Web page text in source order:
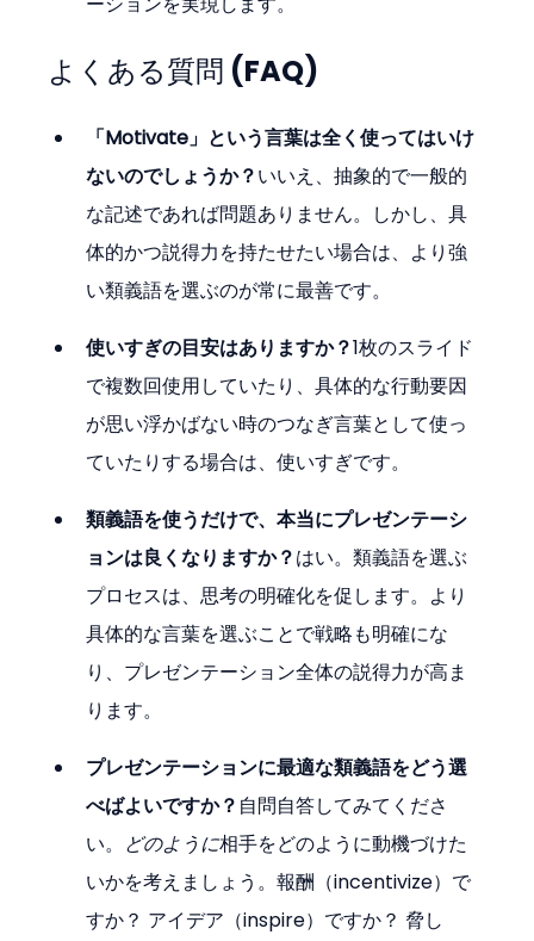
よくある質問 (FAQ)
「Motivate」という言葉は全く使ってはいけ
ないのでしょうか？いいえ、抽象的で一般的
な記述であれば問題ありません。しかし、具
体的かつ説得力を持たせたい場合は、より強
い類義語を選ぶのが常に最善です。
使いすぎの目安はありますか？1枚のスライド
で複数回使用していたり、具体的な行動要因
が思い浮かばない時のつなぎ言葉として使っ
ていたりする場合は、使いすぎです。
類義語を使うだけで、本当にプレゼンテーシ
ョンは良くなりますか？はい。類義語を選ぶ
プロセスは、思考の明確化を促します。より
具体的な言葉を選ぶことで戦略も明確にな
り、プレゼンテーション全体の説得力が高ま
ります。
プレゼンテーションに最適な類義語をどう選
べばよいですか？ 自問自答してみてくださ
い。 どのように相手をどのように動機づけた
いかを考えましょう。報酬（incentivize）で
すか？ アイデア（inspire）ですか？ 脅し